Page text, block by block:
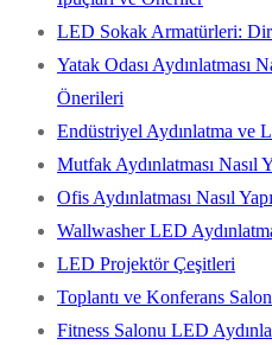
LED Sokak Armatürleri:
Yatak Odası Aydınlatması
Önerileri
Endüstriyel Aydınlatma ve
Mutfak Aydınlatması Nasıl
Ofis Aydınlatması Nasıl
Wallwasher LED
LED Projektör Çeşitleri
Toplantı ve Konferans
Fitness Salonu LED